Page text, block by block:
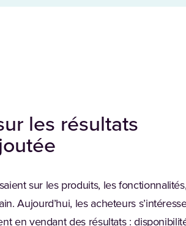
les résultats
sur les produits, les fonctionnalités,
Aujourd’hui, les acheteurs
en vendant des résultats :